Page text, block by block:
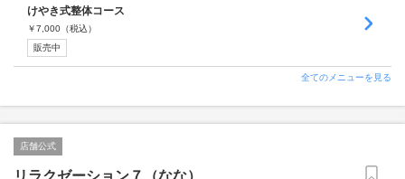
けやき式整体コース
￥7,000 （税込）
販売中
全てのメニューを見る
店舗公式
リラクゼーション７（なな）